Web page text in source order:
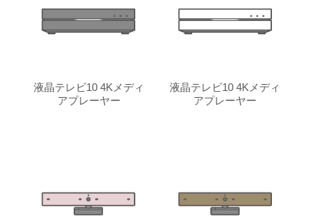
液晶テレビ10 4Kメディ
アプレーヤー
液晶テレビ10 4Kメディ
アプレーヤー